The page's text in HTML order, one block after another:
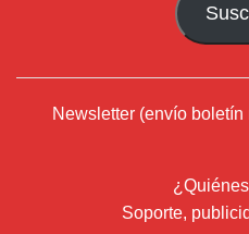
Newsletter (envío
Soporte,